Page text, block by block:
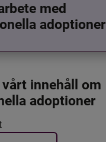
med
adoptioner
innehåll om
adoptioner
postas automatiskt